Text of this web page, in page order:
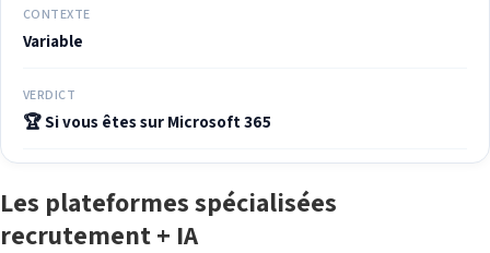
CONTEXTE
Variable
VERDICT
🏆 Si vous êtes sur Microsoft 365
Les plateformes spécialisées
recrutement + IA